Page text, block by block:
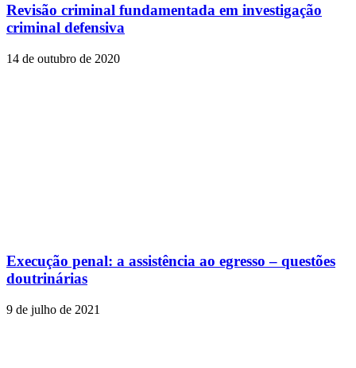
Revisão criminal fundamentada em investigação
criminal defensiva
14 de outubro de 2020
Execução penal: a assistência ao egresso – questões
doutrinárias
9 de julho de 2021